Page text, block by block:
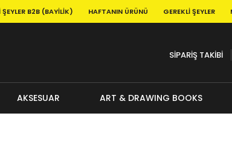
ŞEYLER B2B (BAYILIK) HAFTANIN ÜRÜNÜ GEREKLI ŞEYLER
SİPARİŞ TAKİBİ
AKSESUAR ART & DRAWING BOOKS